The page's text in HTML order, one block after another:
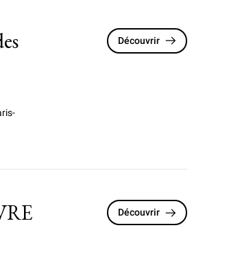
Découvrir
Découvrir